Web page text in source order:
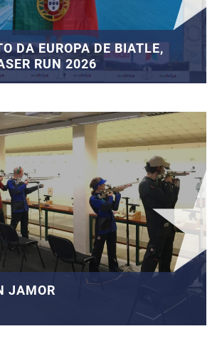
DA EUROPA DE BIATLE,
RUN 2026
JAMOR